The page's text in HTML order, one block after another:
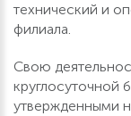
технический и
филиала.
Свою
круглосуточной
утвержденными